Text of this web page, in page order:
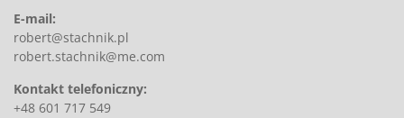
E-mail:
robert@stachnik.pl
robert.stachnik@me.com
Kontakt telefoniczny:
+48 601 717 549